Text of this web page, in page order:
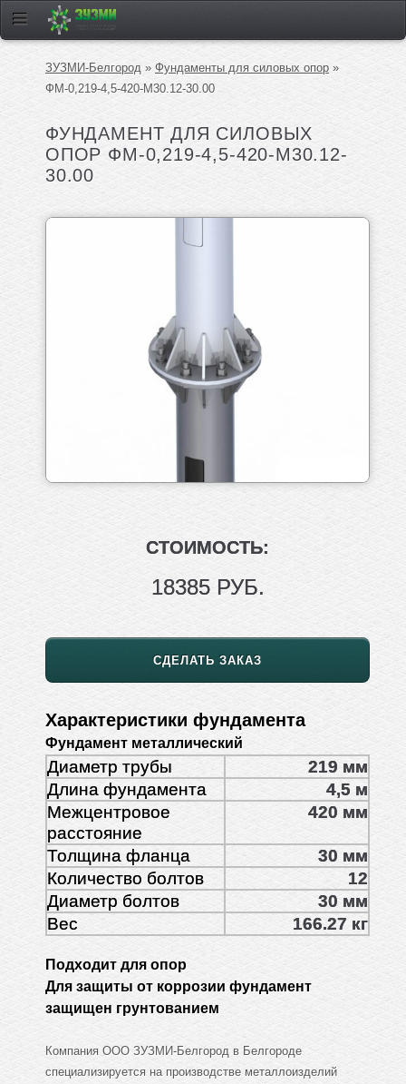
ЗУЗМИ-Белгород » Фундаменты для силовых опор »
ФМ-0,219-4,5-420-М30.12-30.00
ФУНДАМЕНТ ДЛЯ СИЛОВЫХ
ОПОР ФМ-0,219-4,5-420-М30.12-
30.00
СТОИМОСТЬ:
18385 РУБ.
СДЕЛАТЬ ЗАКАЗ
Характеристики фундамента
Фундамент металлический
Диаметр трубы
219 мм
Длина фундамента
4,5 м
Межцентровое
расстояние
420 мм
Толщина фланца
30 мм
Количество болтов
12
Диаметр болтов
30 мм
Вес
166.27 кг
Подходит для опор
Для защиты от коррозии фундамент
защищен грунтованием
Компания ООО ЗУЗМИ-Белгород в Белгороде
специализируется на производстве металлоизделий